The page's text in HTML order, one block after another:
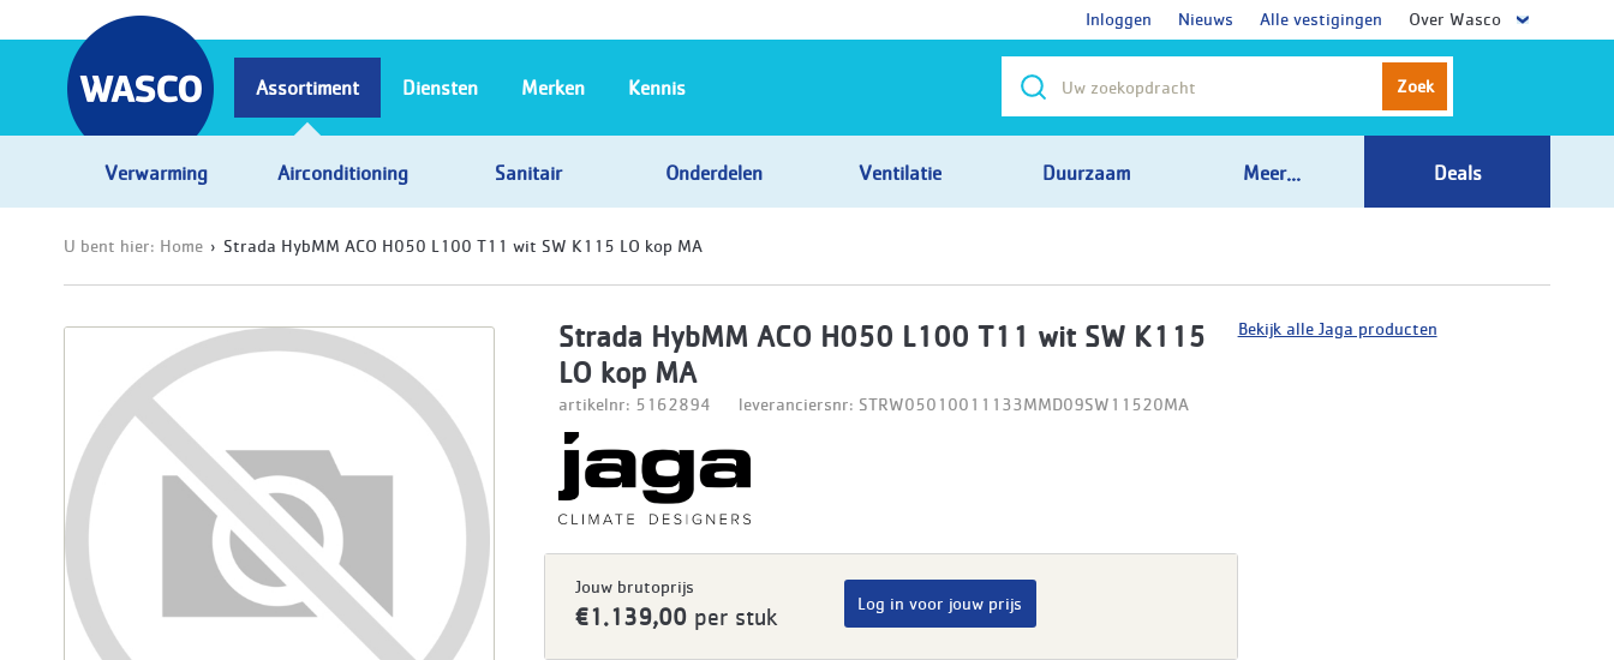
Inloggen Nieuws Alle vestigingen Over Wasco
Zoek
Assortiment
Verwarming Airconditioning Sanitair Onderdelen Ventilatie Duurzaam Meer... Deals
Diensten Merken Kennis
U bent hier: Home Strada HybMM ACO H050 L100 T11 wit SW K115 LO kop MA
Strada HybMM ACO H050 L100 T11 wit SW K115
LO kop MA
artikelnr: 5162894 leveranciersnr: STRW05010011133MMD09SW11520MA
Jouw brutoprijs
€1.139,00 per stuk
Log in voor jouw prijs
Bekijk alle Jaga producten